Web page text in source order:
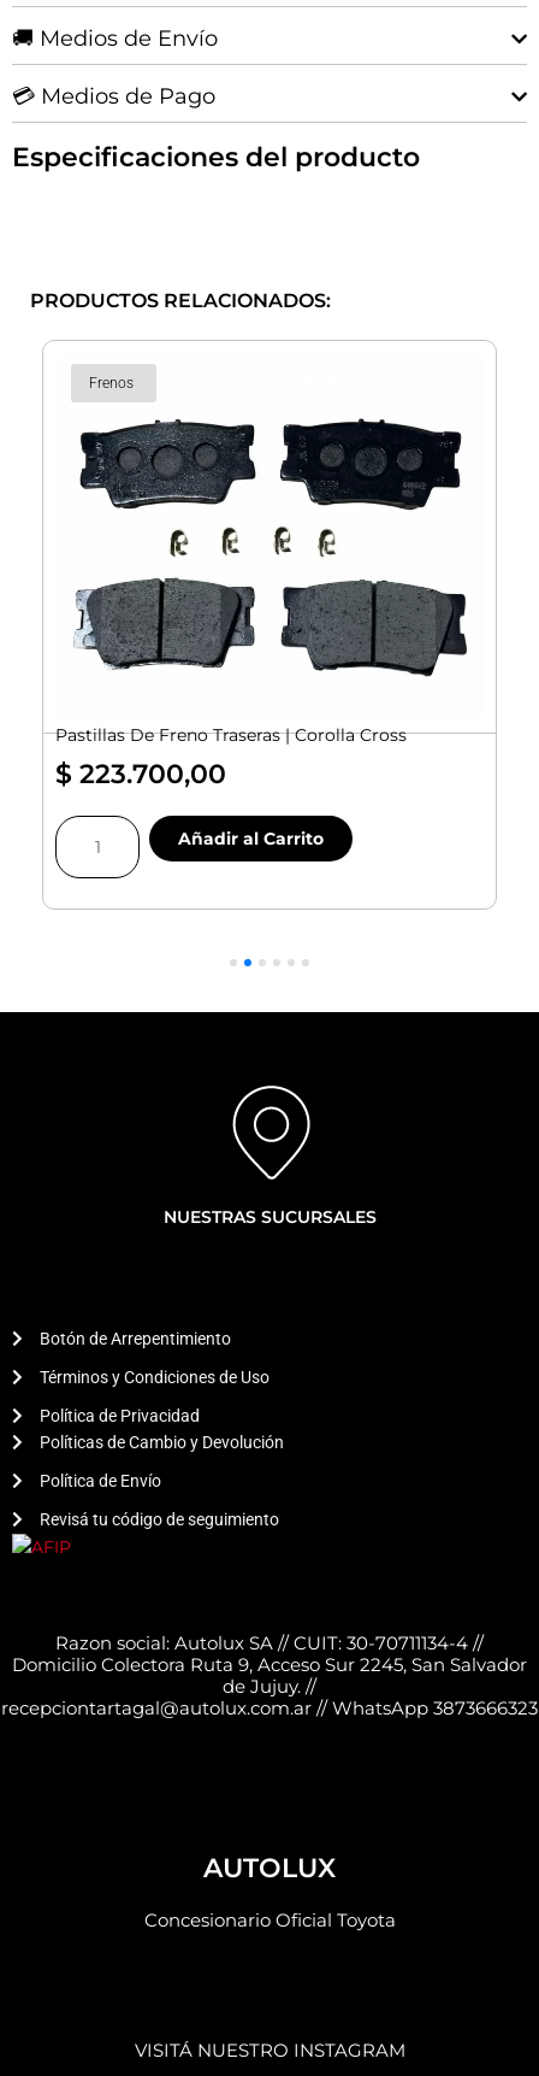
🚚 Medios de Envío
💳 Medios de Pago
Especificaciones del producto
PRODUCTOS RELACIONADOS:
Frenos
Pastillas De Freno Traseras | Corolla Cross
$ 223.700,00
Pastillas
Freno
Añadir al Carrito
NUESTRAS SUCURSALES
Botón de Arrepentimiento
Términos y Condiciones de Uso
Política de Privacidad
Políticas de Cambio y Devolución
Política de Envío
Revisá tu código de seguimiento
Razon social: Autolux SA // CUIT: 30-70711134-4 //
Domicilio Colectora Ruta 9, Acceso Sur 2245, San Salvador
de Jujuy. //
recepciontartagal@autolux.com.ar // WhatsApp 3873666323
AUTOLUX
Concesionario Oficial Toyota
VISITÁ NUESTRO INSTAGRAM